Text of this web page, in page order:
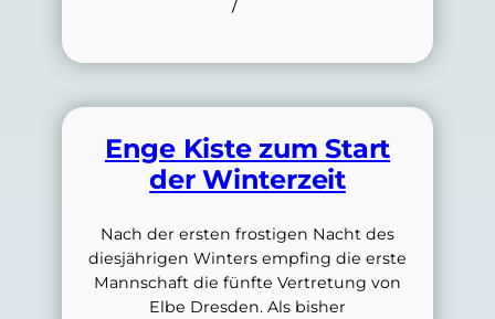
Enge Kiste zum Start
der Winterzeit
Nach der ersten frostigen Nacht des
diesjährigen Winters empfing die erste
Mannschaft die fünfte Vertretung von
Elbe Dresden. Als bisher